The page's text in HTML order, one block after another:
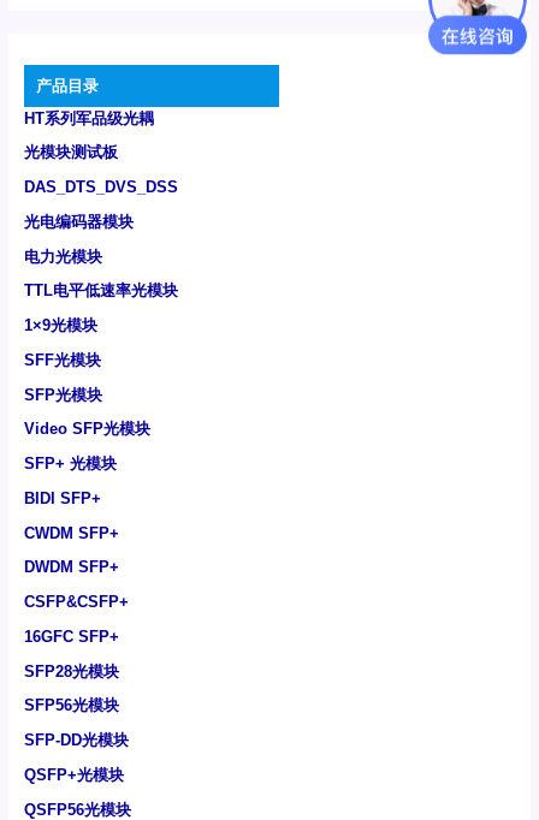
产品目录
HT系列军品级光耦
光模块测试板
DAS_DTS_DVS_DSS
光电编码器模块
电力光模块
TTL电平低速率光模块
1×9光模块
SFF光模块
SFP光模块
Video SFP光模块
SFP+ 光模块
BIDI SFP+
CWDM SFP+
DWDM SFP+
CSFP&CSFP+
16GFC SFP+
SFP28光模块
SFP56光模块
SFP-DD光模块
QSFP+光模块
QSFP56光模块